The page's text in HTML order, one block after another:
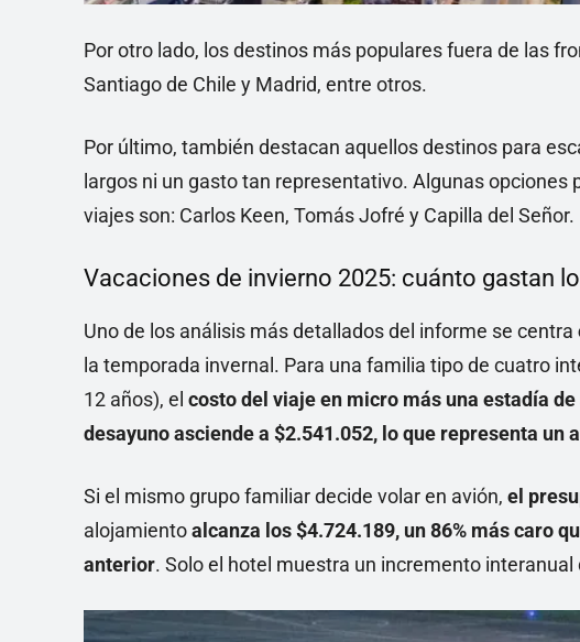
Por otro lado, los destinos más populares fuera de las
Santiago de Chile y Madrid, entre otros.
Por último, también destacan aquellos destinos para
largos ni un gasto tan representativo. Algunas opciones
viajes son: Carlos Keen, Tomás Jofré y Capilla del Señor.
Vacaciones de invierno 2025: cuánto gastan
Uno de los análisis más detallados del informe se centra
la temporada invernal. Para una familia tipo de cuatro
12 años), el costo del viaje en micro más una estadía
desayuno asciende a $2.541.052, lo que representa un
Si el mismo grupo familiar decide volar en avión, el
alojamientoalcanza los $4.724.189, un 86% más caro
anterior. Solo el hotel muestra un incremento interanual